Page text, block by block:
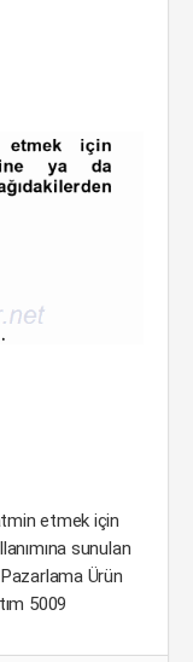
etmek için
sunulan
Ürün
5009